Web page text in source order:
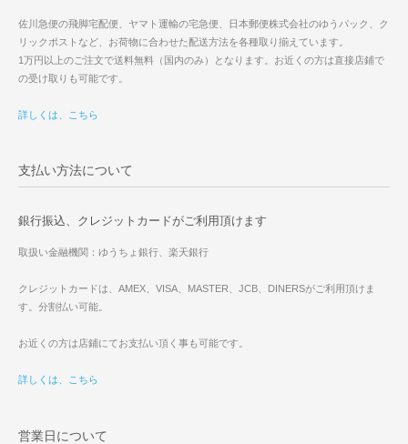
佐川急便の飛脚宅配便、ヤマト運輸の宅急便、日本郵便株式会社のゆうパック、ク
リックポストなど、お荷物に合わせた配送方法を各種取り揃えています。
1万円以上のご注文で送料無料（国内のみ）となります。お近くの方は直接店鋪で
の受け取りも可能です。
詳しくは、こちら
支払い方法について
銀行振込、クレジットカードがご利用頂けます
取扱い金融機関：ゆうちょ銀行、楽天銀行
クレジットカードは、AMEX、VISA、MASTER、JCB、DINERSがご利用頂けま
す。分割払い可能。
お近くの方は店鋪にてお支払い頂く事も可能です。
詳しくは、こちら
営業日について